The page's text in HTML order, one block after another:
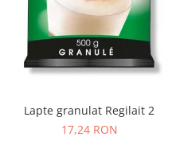
Lapte granulat Regilait 2
17,24 RON